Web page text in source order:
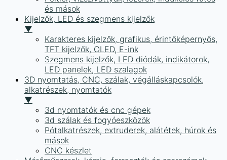
és mások
Kijelzők, LED és szegmens kijelzők
▼
Karakteres kijelzők, grafikus, érintőképernyős,
TFT kijelzők, OLED, E-ink
Szegmens kijelzők, LED diódák, indikátorok,
LED panelek, LED szalagok
3D nyomtatás, CNC, szálak, végálláskapcsolók,
alkatrészek, nyomtatók
▼
3d nyomtatók és cnc gépek
3d szálak és fogyóeszközök
Pótalkatrészek, extruderek, alátétek, húrok és
mások
CNC készlet